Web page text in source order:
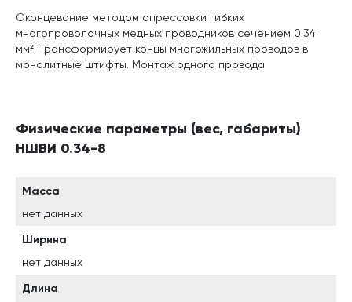
Оконцевание методом опрессовки гибких
многопроволочных медных проводников сечением 0.34
мм². Трансформирует концы многожильных проводов в
монолитные штифты. Монтаж одного провода
Физические параметры (вес, габариты)
НШВИ 0.34-8
Масса
нет данных
Ширина
нет данных
Длина